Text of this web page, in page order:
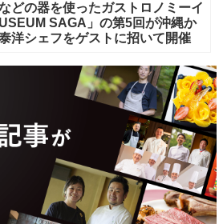
どの器を使ったガストロノミーイ
SAGA」の第5回が沖縄か
洋シェフをゲストに招いて開催